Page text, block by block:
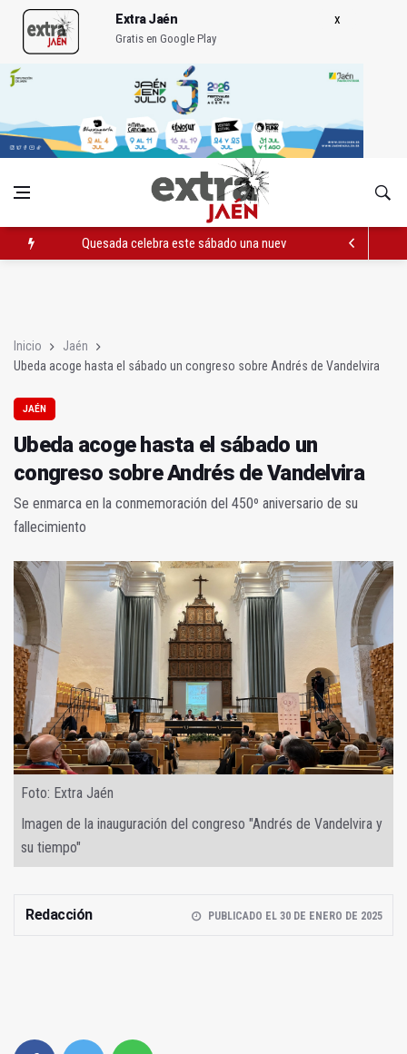
Extra Jaén
Gratis en Google Play
Quesada celebra este sábado una nueva jornada de Orgullo
Inicio
Jaén
Ubeda acoge hasta el sábado un congreso sobre Andrés de Vandelvira
JAÉN
Ubeda acoge hasta el sábado un
congreso sobre Andrés de Vandelvira
Se enmarca en la conmemoración del 450º aniversario de su
fallecimiento
Foto: Extra Jaén
Imagen de la inauguración del congreso "Andrés de Vandelvira y
su tiempo"
Redacción PUBLICADO EL 30 DE ENERO DE 2025